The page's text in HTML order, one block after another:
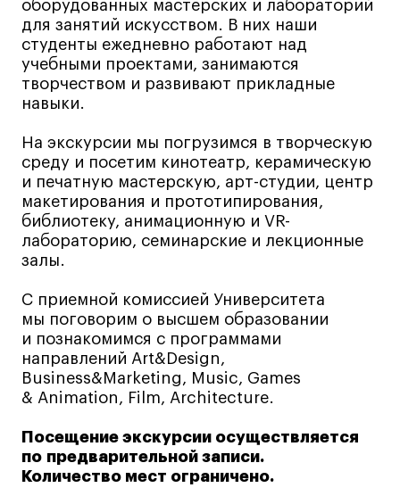
Специалист кино- и медиапродакшена
Графический дизайнер
Цифровой маркетолог
Технолог-конструктор одежды
Коммерческий фотограф
Все программы
Для школьников
Интенсивы
Среднесрочные
Долгосрочные
Все программы
О школе
События
Блог
оборудованных мастерских и лабораторий
для занятий искусством. В них наши
студенты ежедневно работают над
учебными проектами, занимаются
творчеством и развивают прикладные
навыки.
На экскурсии мы погрузимся в творческую
среду и посетим кинотеатр, керамическую
и печатную мастерскую, арт-студии, центр
макетирования и прототипирования,
библиотеку, анимационную и VR-
лабораторию, семинарские и лекционные
залы.
С приемной комиссией Университета
мы поговорим о высшем образовании
и познакомимся с программами
направлений Art&Design,
Business&Marketing, Music, Games
& Animation, Film, Architecture.
Посещение экскурсии осуществляется
по предварительной записи.
Количество мест ограничено.